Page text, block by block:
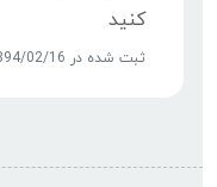
کنید
ثبت شده در 1394/02/16